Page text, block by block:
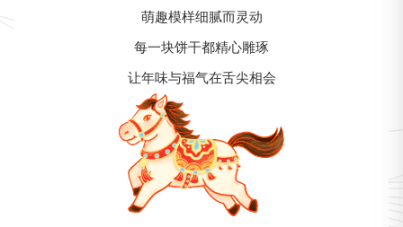
萌趣模样细腻而灵动
每一块饼干都精心雕琢
让年味与福气在舌尖相会